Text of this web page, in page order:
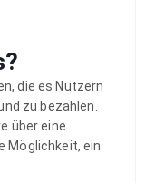
die es Nutzern
zu bezahlen.
über eine
Möglichkeit, ein